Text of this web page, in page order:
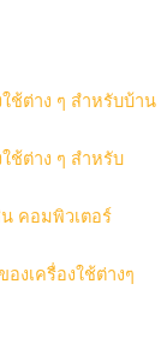
ช้ต่าง ๆ สำหรับบ้าน
ช้ต่าง ๆ สำหรับ
คอมพิวเตอร์
งเครื่องใช้ต่างๆ